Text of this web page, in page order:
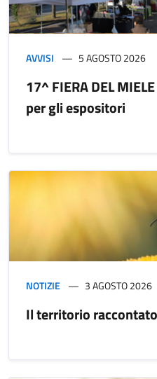
AVVISI 5 AGOSTO 2026
17^ FIERA DEL
per gli espositori
NOTIZIE 3 AGOSTO 2026
Il territorio